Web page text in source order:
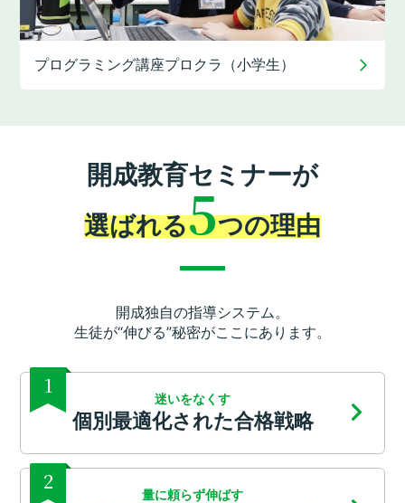
プログラミング講座プロクラ（小学生）
開成教育セミナーが
選ばれる5つの理由
開成独自の指導システム。
生徒が“伸びる”秘密がここにあります。
1
迷いをなくす
個別最適化された合格戦略
2
量に頼らず伸ばす